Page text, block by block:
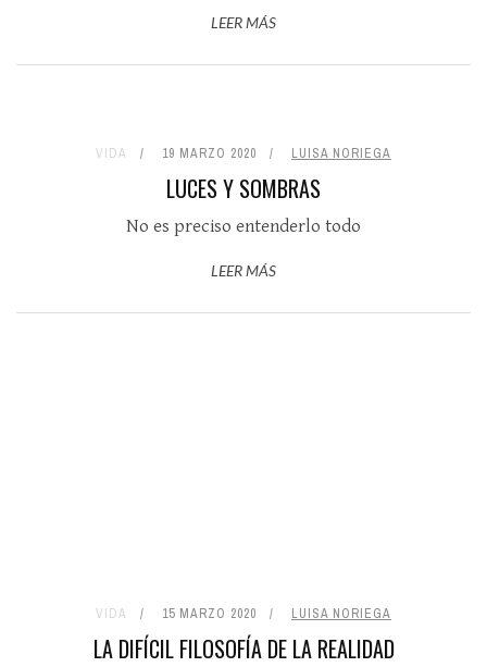
LEER MÁS
VIDA 19 MARZO 2020 LUISA NORIEGA
LUCES Y SOMBRAS
No es preciso entenderlo todo
LEER MÁS
VIDA 15 MARZO 2020 LUISA NORIEGA
LA DIFÍCIL FILOSOFÍA DE LA REALIDAD